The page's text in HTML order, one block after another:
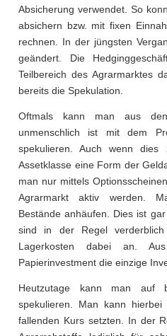
Absicherung verwendet. So
absichern bzw. mit fixen
rechnen. In der jüngsten
geändert. Die
Teilbereich des Agrarmarktes
bereits die Spekulation.
Oftmals kann man aus
unmenschlich ist mit dem
spekulieren. Auch wenn
Assetklasse eine Form der
man nur mittels
Agrarmarkt aktiv werden.
Bestände anhäufen. Dies ist
sind in der Regel
Lagerkosten dabei an.
Papierinvestment die einzige
Heutzutage kann man auf
spekulieren. Man kann
fallenden Kurs setzten. In der